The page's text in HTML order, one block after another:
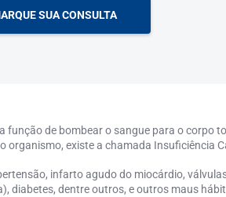
SUA CONSULTA
função de bombear o sangue para o corpo
organismo, existe a chamada Insuficiência
infarto agudo do miocárdio,
diabetes, dentre outros, e outros maus